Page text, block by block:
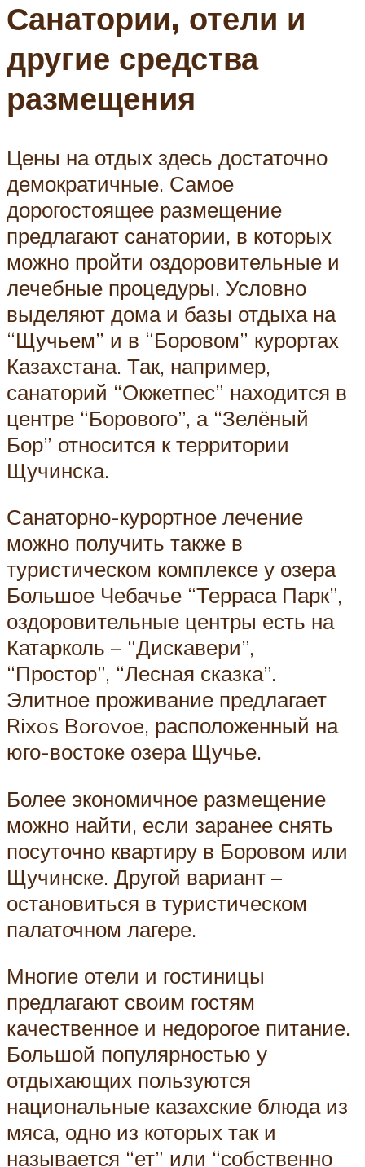
Санатории, отели и
другие средства
размещения
Цены на отдых здесь достаточно
демократичные. Самое
дорогостоящее размещение
предлагают санатории, в которых
можно пройти оздоровительные и
лечебные процедуры. Условно
выделяют дома и базы отдыха на
“Щучьем” и в “Боровом” курортах
Казахстана. Так, например,
санаторий “Окжетпес” находится в
центре “Борового”, а “Зелёный
Бор” относится к территории
Щучинска.
Санаторно-курортное лечение
можно получить также в
туристическом комплексе у озера
Большое Чебачье “Терраса Парк”,
оздоровительные центры есть на
Катарколь – “Дискавери”,
“Простор”, “Лесная сказка”.
Элитное проживание предлагает
Rixos Borovoe, расположенный на
юго-востоке озера Щучье.
Более экономичное размещение
можно найти, если заранее снять
посуточно квартиру в Боровом или
Щучинске. Другой вариант –
остановиться в туристическом
палаточном лагере.
Многие отели и гостиницы
предлагают своим гостям
качественное и недорогое питание.
Большой популярностью у
отдыхающих пользуются
национальные казахские блюда из
мяса, одно из которых так и
называется “ет” или “собственно